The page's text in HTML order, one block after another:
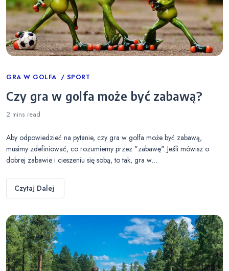
Categories
GRA W GOLFA SPORT
Czy gra w golfa może być zabawą?
2 mins read
Aby odpowiedzieć na pytanie, czy gra w golfa może być zabawą,
musimy zdefiniować, co rozumiemy przez "zabawę". Jeśli mówisz o
dobrej zabawie i cieszeniu się sobą, to tak, gra w…
Czytaj Dalej